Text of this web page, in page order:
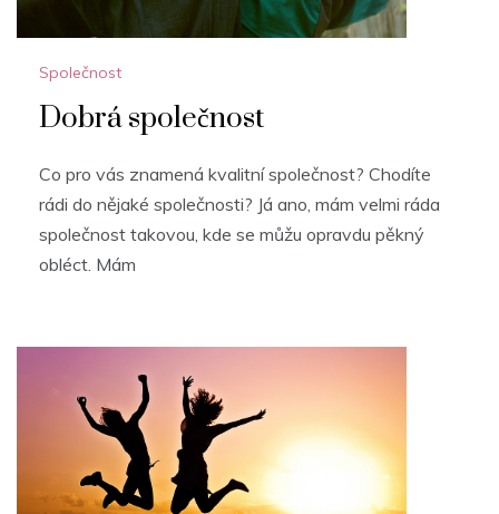
Společnost
Dobrá společnost
Co pro vás znamená kvalitní společnost? Chodíte
rádi do nějaké společnosti? Já ano, mám velmi ráda
společnost takovou, kde se můžu opravdu pěkný
obléct. Mám